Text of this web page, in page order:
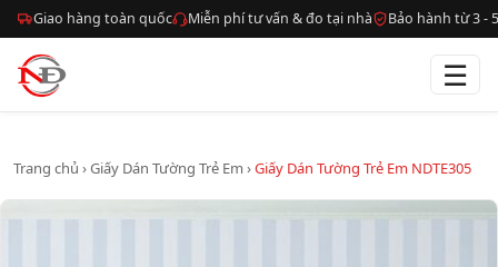
Giao hàng toàn quốc Miễn phí tư vấn & đo tại nhà Bảo hành từ 3 -
☰
Trang chủ ›Giấy Dán Tường Trẻ Em ›Giấy Dán Tường Trẻ Em NDTE305